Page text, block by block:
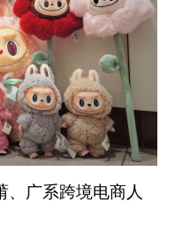
、广系跨境电商人